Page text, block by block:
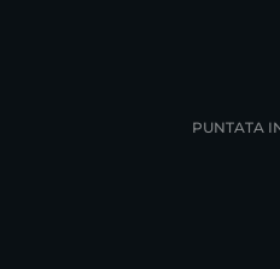
PUNTATA